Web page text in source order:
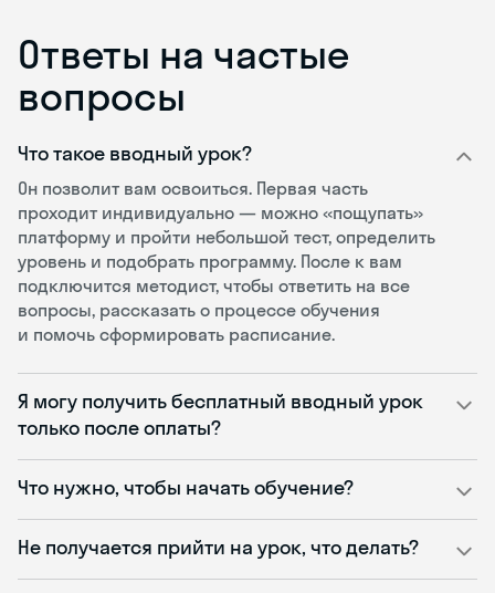
Ответы на частые
вопросы
Что такое вводный урок?
Он позволит вам освоиться. Первая часть
проходит индивидуально — можно «пощупать»
платформу и пройти небольшой тест, определить
уровень и подобрать программу. После к вам
подключится методист, чтобы ответить на все
вопросы, рассказать о процессе обучения
и помочь сформировать расписание.
Я могу получить бесплатный вводный урок
только после оплаты?
Что нужно, чтобы начать обучение?
Не получается прийти на урок, что делать?